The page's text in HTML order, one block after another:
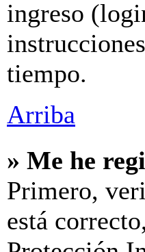
ingreso
tiempo.
Arriba
» Me he
Primero,
está